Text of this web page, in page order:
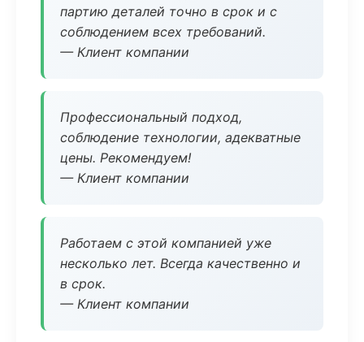
партию деталей точно в срок и с
соблюдением всех требований.
— Клиент компании
Профессиональный подход,
соблюдение технологии, адекватные
цены. Рекомендуем!
— Клиент компании
Работаем с этой компанией уже
несколько лет. Всегда качественно и
в срок.
— Клиент компании